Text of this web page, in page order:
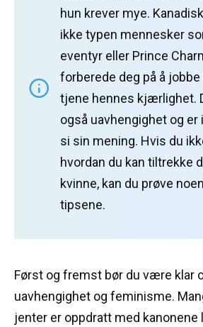
hun krever mye.
ikke typen mennesker
eventyr eller Prince
forberede deg på å
tjene hennes kjærlighet.
også uavhengighet og er
si sin mening. Hvis du
hvordan du kan tiltrekke
kvinne, kan du prøve
tipsene.
Først og fremst bør du være klar
uavhengighet og feminisme.
jenter er oppdratt med kanonene